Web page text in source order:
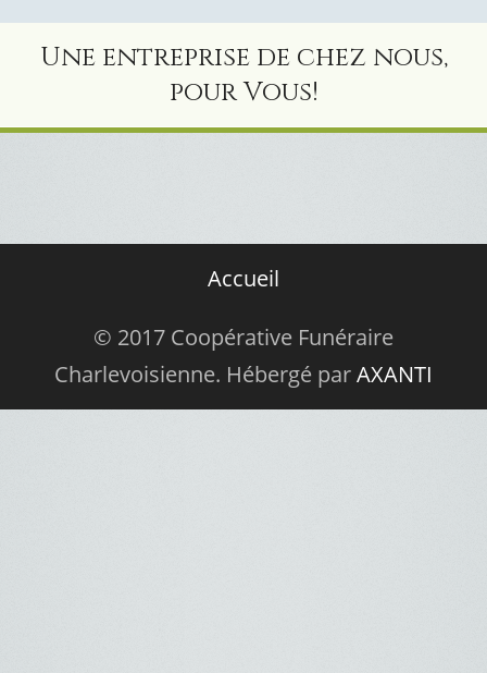
Une entreprise de chez nous,
pour Vous!
Accueil
© 2017 Coopérative Funéraire
Charlevoisienne. Hébergé parAXANTI